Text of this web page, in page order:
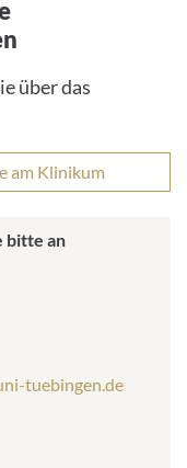
über das
am Klinikum
bitte an
tuebingen.de